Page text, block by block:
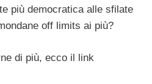
più democratica alle sfilate
off limits ai più?
di più, ecco il link